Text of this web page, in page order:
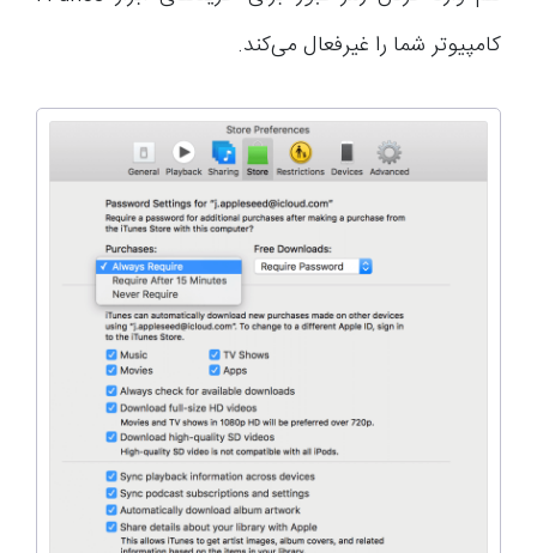
کامپیوتر شما را غیرفعال می‌کند.